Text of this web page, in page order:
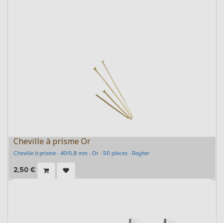
Cheville à prisme Or
Cheville à prisme - 40/0,8 mm - Or - 50 pièces - Rayher
2,50 €